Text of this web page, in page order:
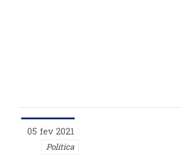
05 fev 2021
Política